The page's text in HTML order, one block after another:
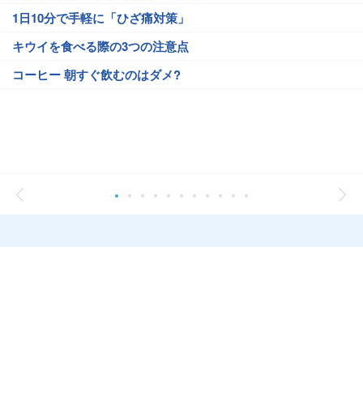
1日10分で手軽に「ひざ痛対策」
キウイを食べる際の3つの注意点
コーヒー 朝すぐ飲むのはダメ?